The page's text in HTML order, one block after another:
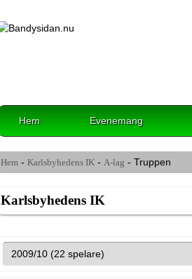
Hem Evenemang
Hem - Karlsbyhedens IK - A-lag - Truppen
Karlsbyhedens IK